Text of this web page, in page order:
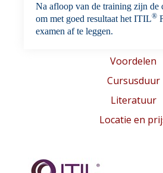
Na afloop van de training zijn de
om met goed resultaat het ITIL®
examen af te leggen.
Voordelen
Cursusduur
Literatuur
Locatie en